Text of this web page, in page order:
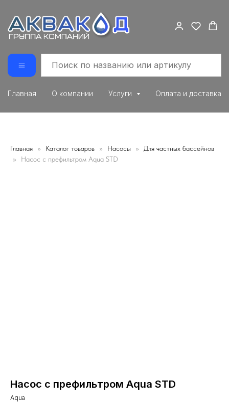
Главная О компании Услуги Оплата и доставка
Главная Каталог товаров Насосы
Для частных бассейнов
Насос с префильтром Aqua STD
Насос с префильтром Aqua STD
Aqua